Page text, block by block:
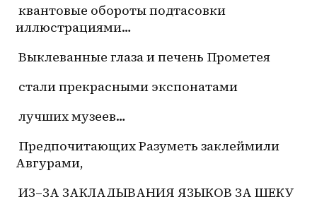
квантовые обороты подтасовки
иллюстрациями…
Выклеванные глаза и печень Прометея
стали прекрасными экспонатами
лучших музеев…
Авгурами,
ИЗ–ЗА ЗАКЛАДЫВАНИЯ ЯЗЫКОВ ЗА ЩЕКУ